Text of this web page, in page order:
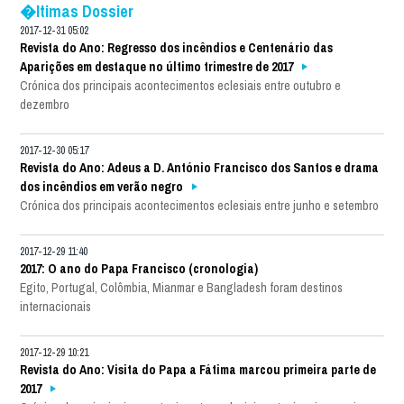
�ltimas Dossier
2017-12-31 05:02
Revista do Ano: Regresso dos incêndios e Centenário das
Aparições em destaque no último trimestre de 2017
Crónica dos principais acontecimentos eclesiais entre outubro e
dezembro
2017-12-30 05:17
Revista do Ano: Adeus a D. António Francisco dos Santos e drama
dos incêndios em verão negro
Crónica dos principais acontecimentos eclesiais entre junho e setembro
2017-12-29 11:40
2017: O ano do Papa Francisco (cronologia)
Egito, Portugal, Colômbia, Mianmar e Bangladesh foram destinos
internacionais
2017-12-29 10:21
Revista do Ano: Visita do Papa a Fátima marcou primeira parte de
2017